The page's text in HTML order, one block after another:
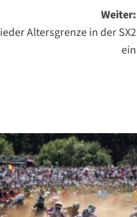
Weiter:
Altersgrenze in der SX2
ein